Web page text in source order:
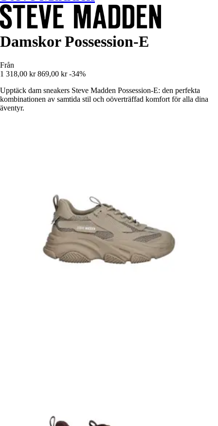
Damskor Possession-E
Från
1 318,00 kr 869,00 kr -34%
Upptäck dam sneakers Steve Madden Possession-E: den perfekta
kombinationen av samtida stil och oöverträffad komfort för alla dina
äventyr.